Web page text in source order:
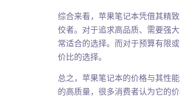
综合来看，苹果笔记本凭借其精
佼者。对于追求高品质、需要强
常适合的选择。而对于预算有限
价比的选择。
总之，苹果笔记本的价格与其性
的高质量，很多消费者认为它的